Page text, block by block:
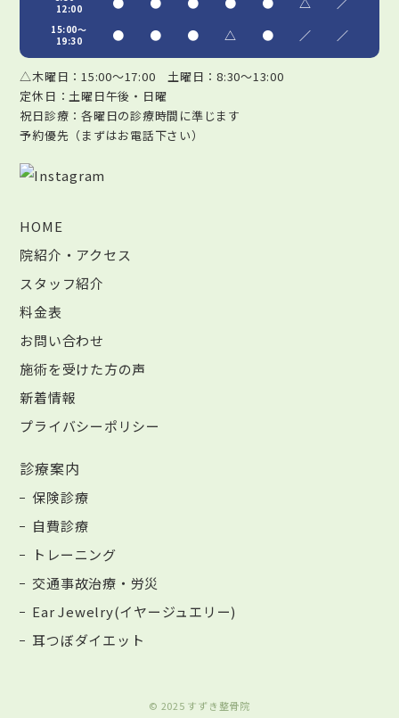
12:00
15:00～
19:30
● ● ● △ ● ／ ／
△木曜日：15:00～17:00 土曜日：8:30～13:00
定休日：土曜日午後・日曜
祝日診療：各曜日の診療時間に準じます
予約優先（まずはお電話下さい）
HOME
院紹介・アクセス
スタッフ紹介
料金表
お問い合わせ
施術を受けた方の声
新着情報
プライバシーポリシー
診療案内
保険診療
自費診療
トレーニング
交通事故治療・労災
Ear Jewelry(イヤージュエリー)
耳つぼダイエット
© 2025 すずき整骨院